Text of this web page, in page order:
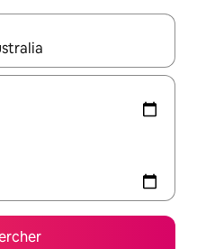
utilisez les flèches vers le